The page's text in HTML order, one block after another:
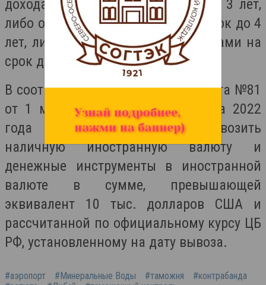
дохода осужденного за период до 3 лет,
либо ограничением свободы на срок до 4
лет, либо принудительными работами на
срок до 4 лет.
В соответствии с Указом Президента №81
от 1 марта 2022 года, со 2 марта 2022
года временно запрещено вывозить
наличную иностранную валюту и
денежные инструменты в иностранной
валюте в сумме, превышающей
эквивалент 10 тыс. долларов США и
рассчитанной по официальному курсу ЦБ
РФ, установленному на дату вывоза.
#аэропорт #Минеральные Воды #таможня
#контрабанда